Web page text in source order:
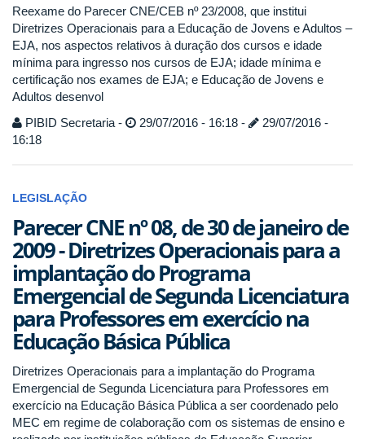
Reexame do Parecer CNE/CEB nº 23/2008, que institui
Diretrizes Operacionais para a Educação de Jovens e Adultos –
EJA, nos aspectos relativos à duração dos cursos e idade
mínima para ingresso nos cursos de EJA; idade mínima e
certificação nos exames de EJA; e Educação de Jovens e
Adultos desenvol
PIBID Secretaria -
29/07/2016 - 16:18 -
29/07/2016 -
16:18
LEGISLAÇÃO
Parecer CNE nº 08, de 30 de janeiro de
2009 - Diretrizes Operacionais para a
implantação do Programa
Emergencial de Segunda Licenciatura
para Professores em exercício na
Educação Básica Pública
Diretrizes Operacionais para a implantação do Programa
Emergencial de Segunda Licenciatura para Professores em
exercício na Educação Básica Pública a ser coordenado pelo
MEC em regime de colaboração com os sistemas de ensino e